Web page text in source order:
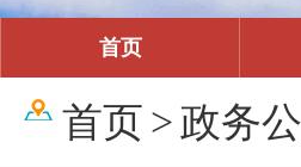
首页
首页 > 政务